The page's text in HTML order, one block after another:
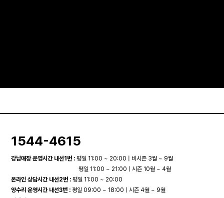
1544-4615
강남매장 운영시간 내선1번 : 평일 11:00 ~ 20:00 | 비시즌 3월 ~ 9월
평일 11:00 ~ 21:00 | 시즌 10월 ~ 4월
온라인 상담시간 내선2번 : 평일 11:00 ~ 20:00
양수리 운영시간 내선3번 : 평일 09:00 ~ 18:00 | 시즌 4월 ~ 9월